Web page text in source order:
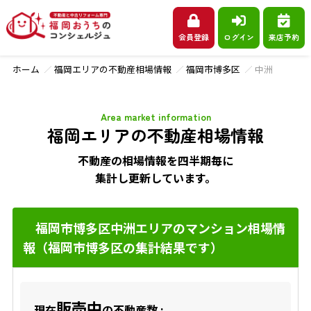
会員登録 ログイン 来店予約
ホーム 福岡エリアの不動産相場情報 福岡市博多区 中洲
福岡エリアの不動産相場情報
Area market information
不動産の相場情報を四半期毎に
集計し更新しています。
福岡市博多区中洲エリアのマンション相場情
報（福岡市博多区の集計結果です）